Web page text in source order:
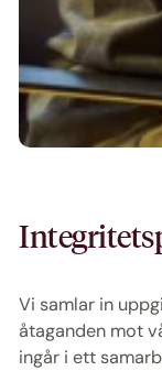
Vi samlar in
åtaganden mot
ingår i ett